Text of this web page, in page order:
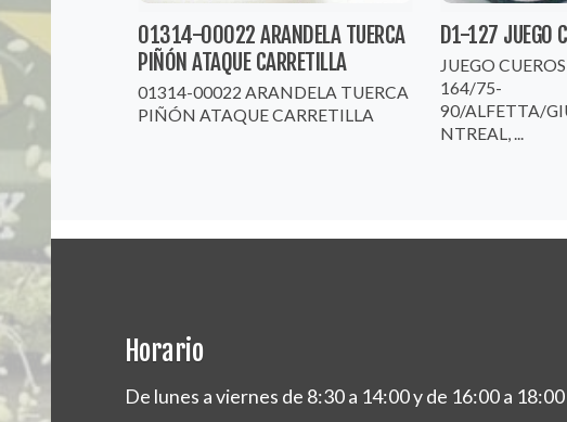
01314-00022 ARANDELA TUERCA
PIÑÓN ATAQUE CARRETILLA
01314-00022 ARANDELA TUERCA
PIÑÓN ATAQUE CARRETILLA
D1-127 JUEGO
JUEGO
164/75-
90/ALFETTA/
NTREAL, ...
Horario
De lunes a viernes de 8:30 a 14:00 y de 16:00 a 18:00